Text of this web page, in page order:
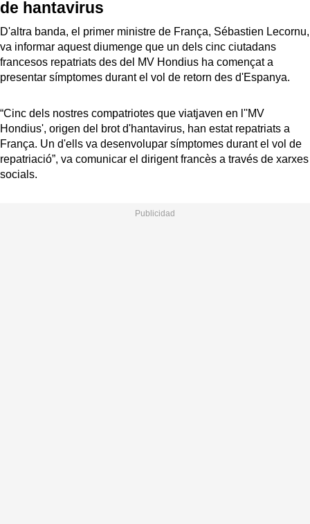
de hantavirus
D'altra banda, el primer ministre de França, Sébastien Lecornu,
va informar aquest diumenge que un dels cinc ciutadans
francesos repatriats des del MV Hondius ha començat a
presentar símptomes durant el vol de retorn des d'Espanya.
“Cinc dels nostres compatriotes que viatjaven en l''MV
Hondius', origen del brot d'hantavirus, han estat repatriats a
França. Un d'ells va desenvolupar símptomes durant el vol de
repatriació”, va comunicar el dirigent francès a través de xarxes
socials.